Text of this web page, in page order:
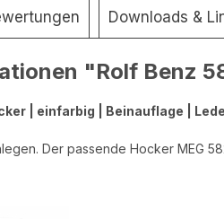
Downloads &
"Rolf Benz
| einfarbig | Beinauflage |
Der passende Hocker MEG